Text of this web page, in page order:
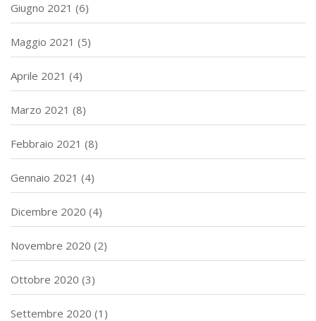
Giugno 2021 (6)
Maggio 2021 (5)
Aprile 2021 (4)
Marzo 2021 (8)
Febbraio 2021 (8)
Gennaio 2021 (4)
Dicembre 2020 (4)
Novembre 2020 (2)
Ottobre 2020 (3)
Settembre 2020 (1)